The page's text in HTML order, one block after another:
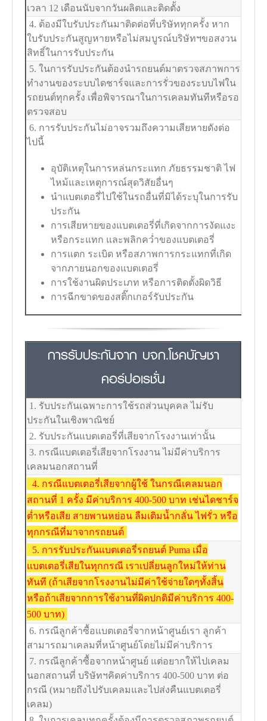
เวลา 12 เดือนนับจากวันผลิตและติดตั้ง
4. ต้องมีใบรับประกันมาติดต่อที่บริษัททุกครั้ง หาก
ใบรับประกันสูญหายหรือไม่สมบูรณ์บริษัทฯขอสงวน
สิทธิ์ในการรับประกัน
5. ในการรับประกันต้องนำรถยนต์มาตรวจสภาพการ
ทำงานของระบบไดชาร์จและการรั่วของระบบไฟใน
รถยนต์ทุกครั้ง เพื่อพิจารณาในการเคลมทันทีหรือรอ
ตรวจสอบ
6. การรับประกันไม่อาจรวมถึงความเสียหายดังต่อ
ไปนี้
อุบัติเหตุในการหล่นกระแทก ภัยธรรมชาติ ไฟ
ไหม้และเหตุการณ์สุดวิสัยอื่นๆ
นำแบตเตอรี่ไปใช้ในรถอื่นที่มิได้ระบุในการรับ
ประกัน
การเสียหายของแบตเตอรี่ที่เกิดจากการงัดแงะ
หรือกระแทก และพลิกคว่ำของแบตเตอรี่
การแตก ระเบิด หรือสภาพการกระแทกที่เกิด
จากภายนอกของแบตเตอรี่
การใช้งานผิดประเภท หรือการติดตั้งผิดวิธี
การฉีกขาดของสติ๊กเกอร์รับประกัน
การรับประกันจาก บจก.โชคบัญชา
คอร์ปอเรชั่น
1. รับประกันเฉพาะการใช้รถส่วนบุคคล ไม่รับ
ประกันในเชิงพาณิชย์
2. รับประกันแบตเตอรี่ที่เสียจากโรงงานเท่านั้น
3. กรณีแบตเตอรี่เสียจากโรงงาน ไม่มีค่าบริการ
เคลมนอกสถานที่
4. กรณีแบตเตอรี่เสียจากผู้ใช้ ในกรณีเคลมนอก
สถานที่ 1 ครั้ง มีค่าบริการ 400-500 บาท เช่นไดชาร์จ
ต่ำหรือเสีย สายพานหย่อน ลืมเติมน้ำกลั่น ไฟรั่ว หรือ
ทุกกรณีที่มาจากรถยนต์
5. การรับประกันแบตเตอรี่รถยนต์ Puma เมื่อ
แบตเตอรี่เสียในทุกกรณี เราเปลี่ยนลูกใหม่ให้ท่าน
ทันที (ถ้าเสียจากโรงงานไม่มีค่าใช้จ่ายใดๆทั้งสิ้น
หรือถ้าเสียจากการใช้งานที่ผิดปกติมีค่าบริการ 400-
500 บาท)
6. กรณีลูกค้าซื้อแบตเตอรี่จากหน้าศูนย์เรา ลูกค้า
สามารถมาเคลมที่หน้าศูนย์โดยไม่มีค่าบริการ
7. กรณีลูกค้าซื้อจากหน้าศูนย์ แต่อยากให้ไปเคลม
นอกสถานที่ บริษัทฯคิดค่าบริการ 400-500 บาท ต่อ
กรณี (หมายถึงไปรับเคลมและไปส่งคืนแบตเตอรี่
เคลม)